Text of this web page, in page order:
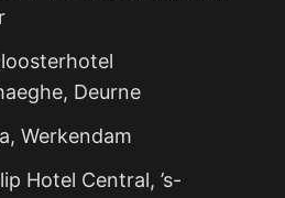
Deurne
Werkendam
Hotel Central, ’s-